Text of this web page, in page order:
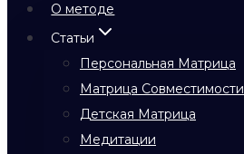
О методе
Статьи
Персональная Матрица
Матрица Совместимости
Детская Матрица
Медитации